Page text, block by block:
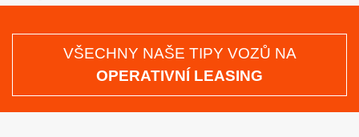
VŠECHNY NAŠE TIPY VOZŮ NA
OPERATIVNÍ LEASING